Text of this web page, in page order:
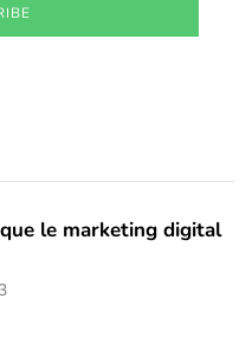
le marketing digital